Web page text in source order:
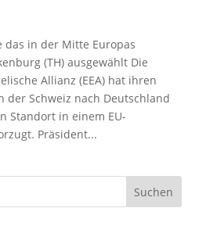
das in der Mitte Europas
(TH) ausgewählt Die
Allianz (EEA) hat ihren
der Schweiz nach Deutschland
Standort in einem EU-
Präsident...
Suchen